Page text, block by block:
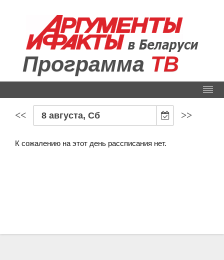
Программа ТВ
<< 8 августа, Сб >>
К сожалению на этот день рассписания нет.